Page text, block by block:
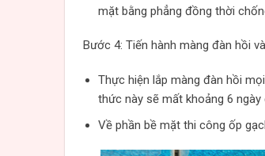
mặt bằng phẳng đồng thời
Bước 4: Tiến hành màng đàn hồi
Thực hiện lắp màng đàn hồi
thức này sẽ mất khoảng 6 ngày
Về phần bề mặt thi công ốp